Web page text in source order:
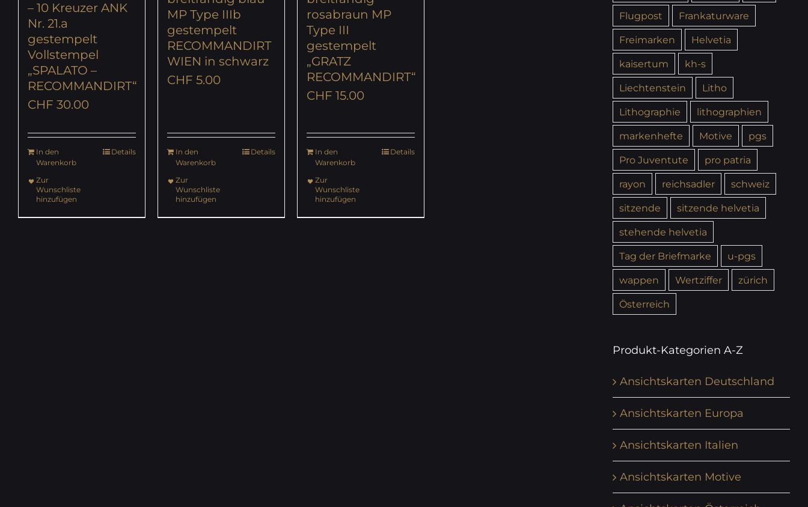
– 10 Kreuzer ANK
Nr. 21.a
gestempelt
Vollstempel
„SPALATO –
RECOMMANDIRT“
CHF 30.00
In den
Warenkorb
Details
Zur
Wunschliste
hinzufügen
MP Type IIIb
gestempelt
RECOMMANDIRT
WIEN in schwarz
CHF 5.00
In den
Warenkorb
Details
Zur
Wunschliste
hinzufügen
rosabraun MP
Type III
gestempelt
„GRATZ
RECOMMANDIRT“
CHF 15.00
In den
Warenkorb
Details
Zur
Wunschliste
hinzufügen
Flugpost
Frankaturware
Freimarken
Helvetia
kaisertum
kh-s
Liechtenstein
Litho
Lithographie
lithographien
markenhefte
Motive
pgs
Pro Juventute
pro patria
rayon
reichsadler
schweiz
sitzende
sitzende helvetia
stehende helvetia
Tag der Briefmarke
u-pgs
wappen
Wertziffer
zürich
Österreich
Produkt-Kategorien A-Z
Ansichtskarten Deutschland
Ansichtskarten Europa
Ansichtskarten Italien
Ansichtskarten Motive